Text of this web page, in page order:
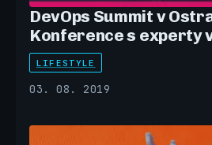
DevOps Summit v
Konference s experty
LIFESTYLE
03. 08. 2019